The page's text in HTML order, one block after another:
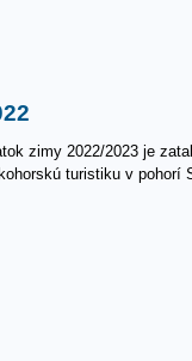
zimy 2022/2023 je
turistiku v pohorí